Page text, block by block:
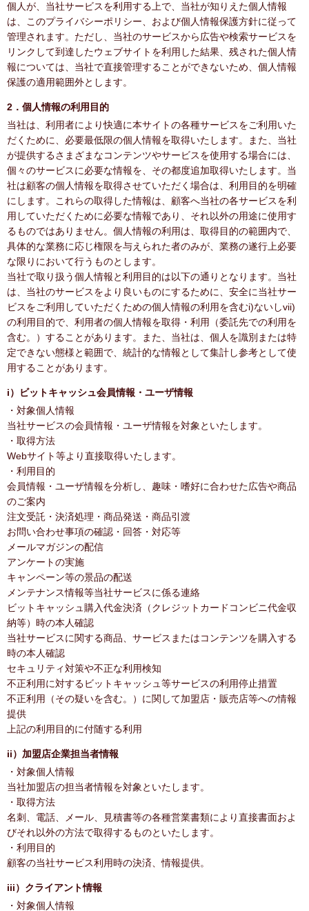
個人が、当社サービスを利用する上で、当社が知りえた個人情報
は、このプライバシーポリシー、および個人情報保護方針に従って
管理されます。ただし、当社のサービスから広告や検索サービスを
リンクして到達したウェブサイトを利用した結果、残された個人情
報については、当社で直接管理することができないため、個人情報
保護の適用範囲外とします。
2．個人情報の利用目的
当社は、利用者により快適に本サイトの各種サービスをご利用いた
だくために、必要最低限の個人情報を取得いたします。また、当社
が提供するさまざまなコンテンツやサービスを使用する場合には、
個々のサービスに必要な情報を、その都度追加取得いたします。当
社は顧客の個人情報を取得させていただく場合は、利用目的を明確
にします。これらの取得した情報は、顧客へ当社の各サービスを利
用していただくために必要な情報であり、それ以外の用途に使用す
るものではありません。個人情報の利用は、取得目的の範囲内で、
具体的な業務に応じ権限を与えられた者のみが、業務の遂行上必要
な限りにおいて行うものとします。
当社で取り扱う個人情報と利用目的は以下の通りとなります。当社
は、当社のサービスをより良いものにするために、安全に当社サー
ビスをご利用していただくための個人情報の利用を含むi)ないしvii)
の利用目的で、利用者の個人情報を取得・利用（委託先での利用を
含む。）することがあります。また、当社は、個人を識別または特
定できない態様と範囲で、統計的な情報として集計し参考として使
用することがあります。
i）ビットキャッシュ会員情報・ユーザ情報
・対象個人情報
当社サービスの会員情報・ユーザ情報を対象といたします。
・取得方法
Webサイト等より直接取得いたします。
・利用目的
会員情報・ユーザ情報を分析し、趣味・嗜好に合わせた広告や商品
のご案内
注文受託・決済処理・商品発送・商品引渡
お問い合わせ事項の確認・回答・対応等
メールマガジンの配信
アンケートの実施
キャンペーン等の景品の配送
メンテナンス情報等当社サービスに係る連絡
ビットキャッシュ購入代金決済（クレジットカードコンビニ代金収
納等）時の本人確認
当社サービスに関する商品、サービスまたはコンテンツを購入する
時の本人確認
セキュリティ対策や不正な利用検知
不正利用に対するビットキャッシュ等サービスの利用停止措置
不正利用（その疑いを含む。）に関して加盟店・販売店等への情報
提供
上記の利用目的に付随する利用
ii）加盟店企業担当者情報
・対象個人情報
当社加盟店の担当者情報を対象といたします。
・取得方法
名刺、電話、メール、見積書等の各種営業書類により直接書面およ
びそれ以外の方法で取得するものといたします。
・利用目的
顧客の当社サービス利用時の決済、情報提供。
iii）クライアント情報
・対象個人情報